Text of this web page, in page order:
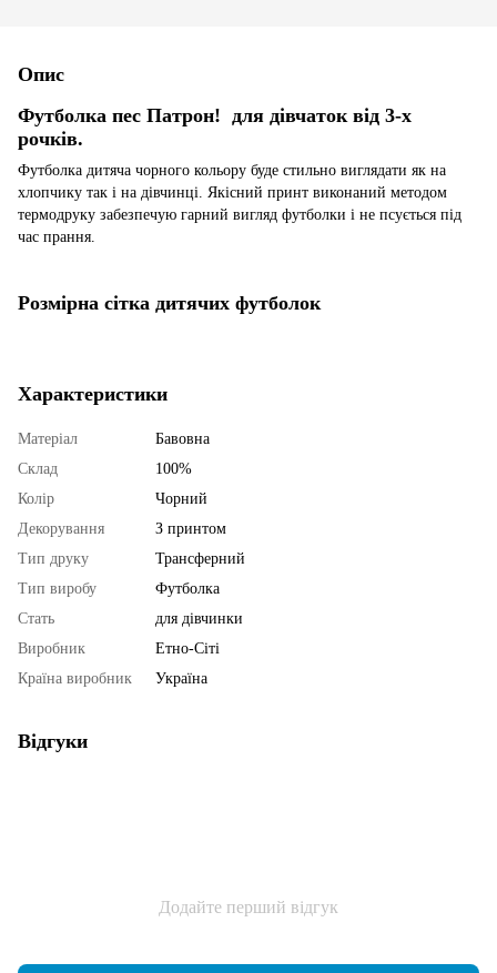
Опис
Футболка пес Патрон! для дівчаток від 3-х
рочків.
Футболка дитяча чорного кольору буде стильно виглядати як на
хлопчику так і на дівчинці. Якісний принт виконаний методом
термодруку забезпечую гарний вигляд футболки і не псується під
час прання.
Розмірна сітка дитячих футболок
Характеристики
Матеріал
Бавовна
Склад
100%
Колір
Чорний
Декорування
З принтом
Тип друку
Трансферний
Тип виробу
Футболка
Стать
для дівчинки
Виробник
Етно-Сіті
Країна виробник
Україна
Відгуки
Додайте перший відгук